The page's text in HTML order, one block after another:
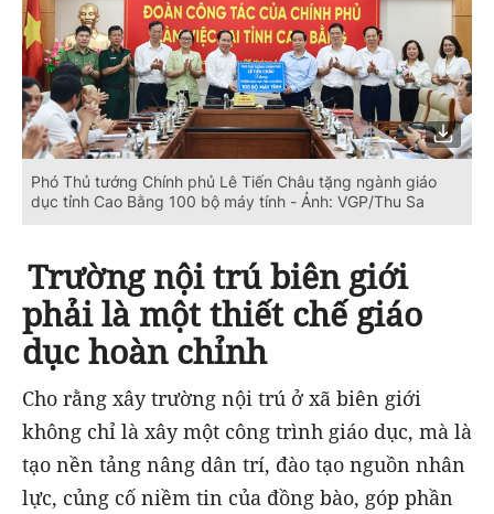
Phó Thủ tướng Chính phủ Lê Tiến Châu tặng ngành giáo
dục tỉnh Cao Bằng 100 bộ máy tính - Ảnh: VGP/Thu Sa
Trường nội trú biên giới
phải là một thiết chế giáo
dục hoàn chỉnh
Cho rằng xây trường nội trú ở xã biên giới
không chỉ là xây một công trình giáo dục, mà là
tạo nền tảng nâng dân trí, đào tạo nguồn nhân
lực, củng cố niềm tin của đồng bào, góp phần